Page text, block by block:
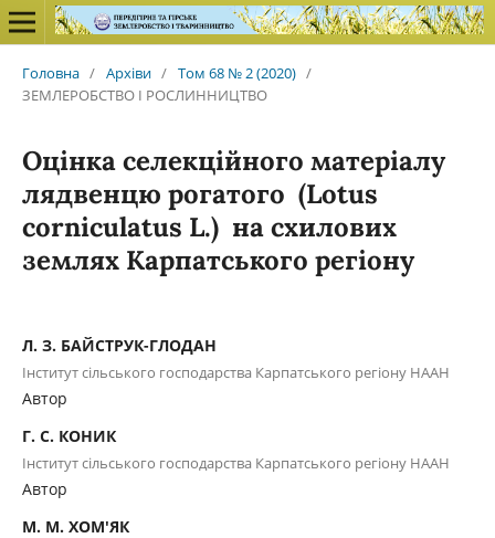
Головна / Архіви / Том 68 № 2 (2020) /
ЗЕМЛЕРОБСТВО І РОСЛИННИЦТВО
Оцінка селекційного матеріалу
лядвенцю рогатого (Lotus
corniculatus L.) на схилових
землях Карпатського регіону
Л. З. БАЙСТРУК-ГЛОДАН
Інститут сільського господарства Карпатського регіону НААН
Автор
Г. С. КОНИК
Інститут сільського господарства Карпатського регіону НААН
Автор
М. М. ХОМ'ЯК